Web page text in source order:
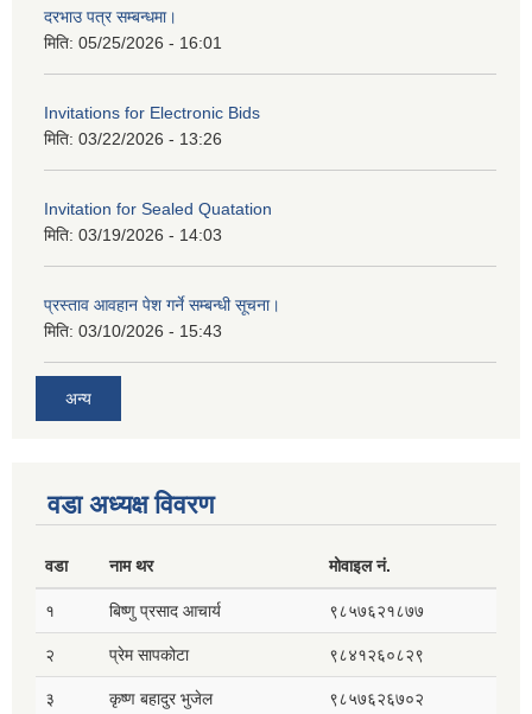
दरभाउ पत्र सम्बन्धमा।
मिति: 05/25/2026 - 16:01
Invitations for Electronic Bids
मिति: 03/22/2026 - 13:26
Invitation for Sealed Quatation
मिति: 03/19/2026 - 14:03
प्रस्ताव आवहान पेश गर्ने सम्बन्धी सूचना।
मिति: 03/10/2026 - 15:43
अन्य
वडा अध्यक्ष विवरण
वडा नाम थर मोवाइल नं.
१ बिष्णु प्रसाद आचार्य ९८५७६२१८७७
२ प्रेम सापकोटा ९८४१२६०८२९
३ कृष्ण बहादुर भुजेल ९८५७६२६७०२